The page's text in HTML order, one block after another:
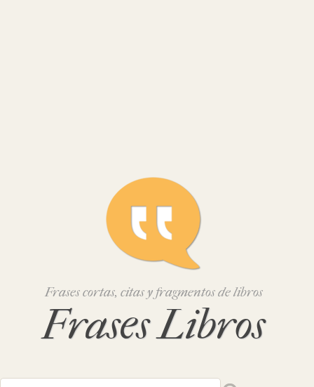
Frases cortas, citas y fragmentos de libros
Frases Libros